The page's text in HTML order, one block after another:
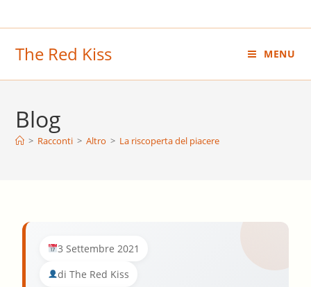
al
The Red Kiss MENU
Blog
> Racconti > Altro > La riscoperta del piacere
3 Settembre 2021
di The Red Kiss